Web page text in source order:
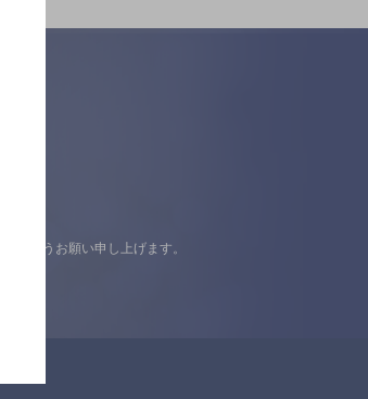
すようお願い申し上げます。